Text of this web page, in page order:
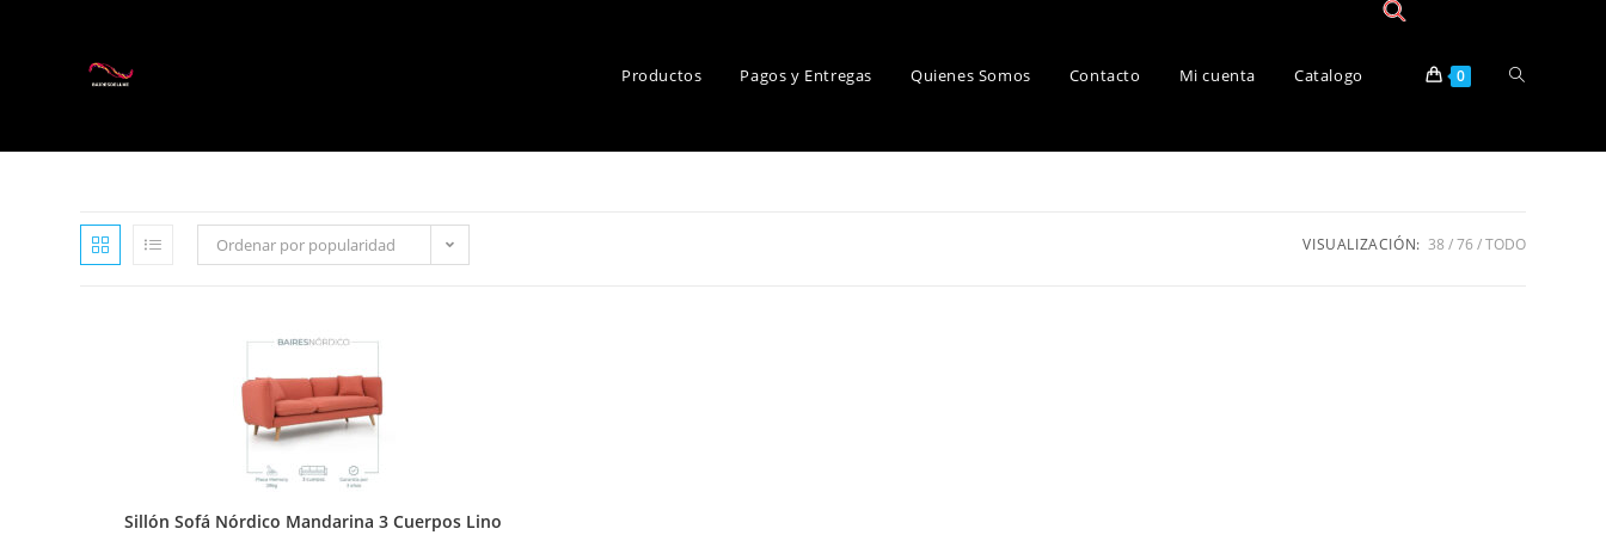
Productos Pagos y Entregas Quienes Somos Contacto Mi cuenta Catalogo 0
Ordenar por popularidad VISUALIZACIÓN: 38 76 TODO
Sillón Sofá Nórdico Mandarina 3 Cuerpos Lino